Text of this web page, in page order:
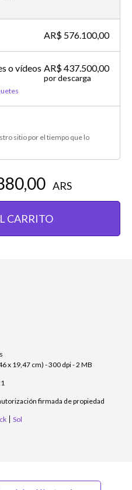
AR$ 576.100,00
o vídeos AR$ 437.500,00
por descarga
sitio por el tiempo que lo
ARS
CARRITO
x 19,47 cm) - 300 dpi - 2 MB
firmada de propiedad
Sol